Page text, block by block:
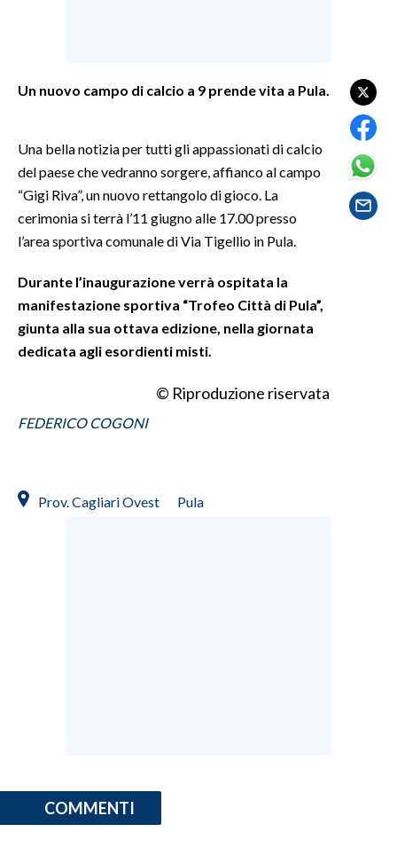
SPETTACOLI
SALUTE
SARDEGNA TURISMO
NOTIZIE
EVENTI
#CARAUNIONE
ABBONATI
Un nuovo campo di calcio a 9 prende vita a Pula.
Una bella notizia per tutti gli appassionati di calcio
del paese che vedranno sorgere, affianco al campo
“Gigi Riva”, un nuovo rettangolo di gioco. La
cerimonia si terrà l’11 giugno alle 17.00 presso
l’area sportiva comunale di Via Tigellio in Pula.
Durante l’inaugurazione verrà ospitata la
manifestazione sportiva “Trofeo Città di Pula”,
giunta alla sua ottava edizione, nella giornata
dedicata agli esordienti misti.
© Riproduzione riservata
FEDERICO COGONI
Prov. Cagliari Ovest Pula
COMMENTI